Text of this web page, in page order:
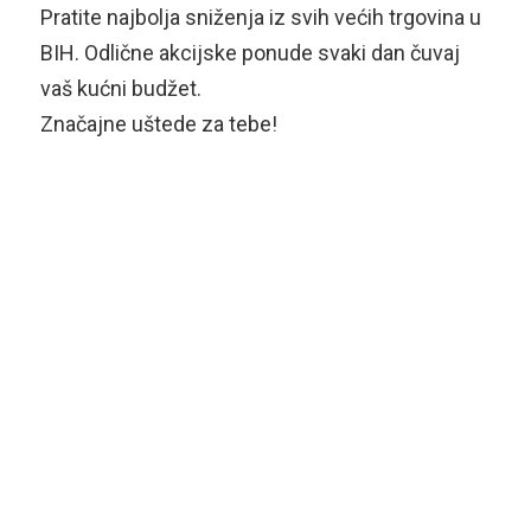
Pratite najbolja sniženja iz svih većih trgovina u
BIH. Odlične akcijske ponude svaki dan čuvaj
vaš kućni budžet.
Značajne uštede za tebe!